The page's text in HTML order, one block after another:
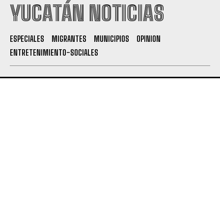
YUCATÁN NOTICIAS
ESPECIALES MIGRANTES MUNICIPIOS
OPINION
ENTRETENIMIENTO-SOCIALES